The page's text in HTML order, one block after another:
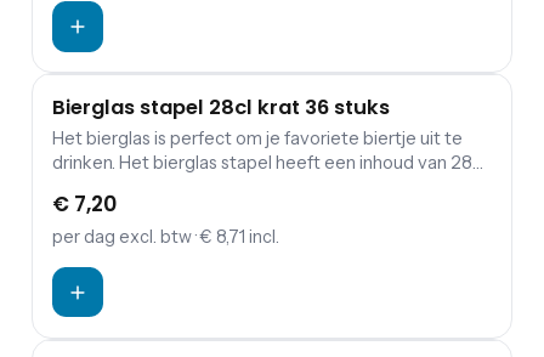
Bierglas stapel 28cl krat 36 stuks
Het bierglas is perfect om je favoriete biertje uit te
drinken. Het bierglas stapel heeft een inhoud van 28
onze bier pitchers, biertafels en bierbanken!
€ 7,20
per dag excl. btw· € 8,71 incl.